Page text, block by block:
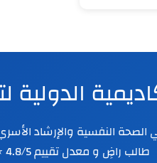
الدولية
طالب راضٍ و معدل تقييم 4.8/5 ⭐